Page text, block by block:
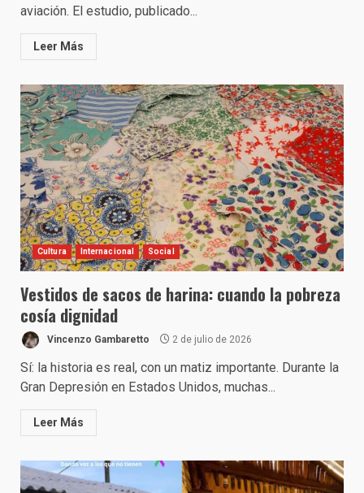
aviación. El estudio, publicado...
Leer Más
Cultura Internacional Social
Vestidos de sacos de harina: cuando la pobreza
cosía dignidad
Vincenzo Gambaretto 2 de julio de 2026
Sí: la historia es real, con un matiz importante. Durante la
Gran Depresión en Estados Unidos, muchas...
Leer Más